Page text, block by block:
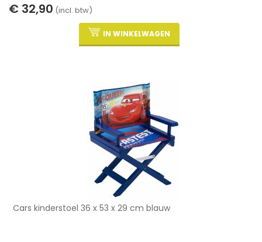
€ 32,90 (incl. btw)
IN WINKELWAGEN
Cars kinderstoel 36 x 53 x 29 cm blauw